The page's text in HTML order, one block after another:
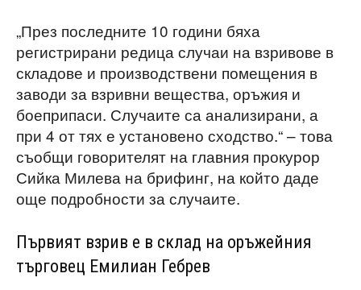
„През последните 10 години бяха
регистрирани редица случаи на взривове в
складове и производствени помещения в
заводи за взривни вещества, оръжия и
боеприпаси. Случаите са анализирани, а
при 4 от тях е установено сходство.“ – това
съобщи говорителят на главния прокурор
Сийка Милева на брифинг, на който даде
още подробности за случаите.
Първият взрив е в склад на оръжейния
търговец Емилиан Гебрев